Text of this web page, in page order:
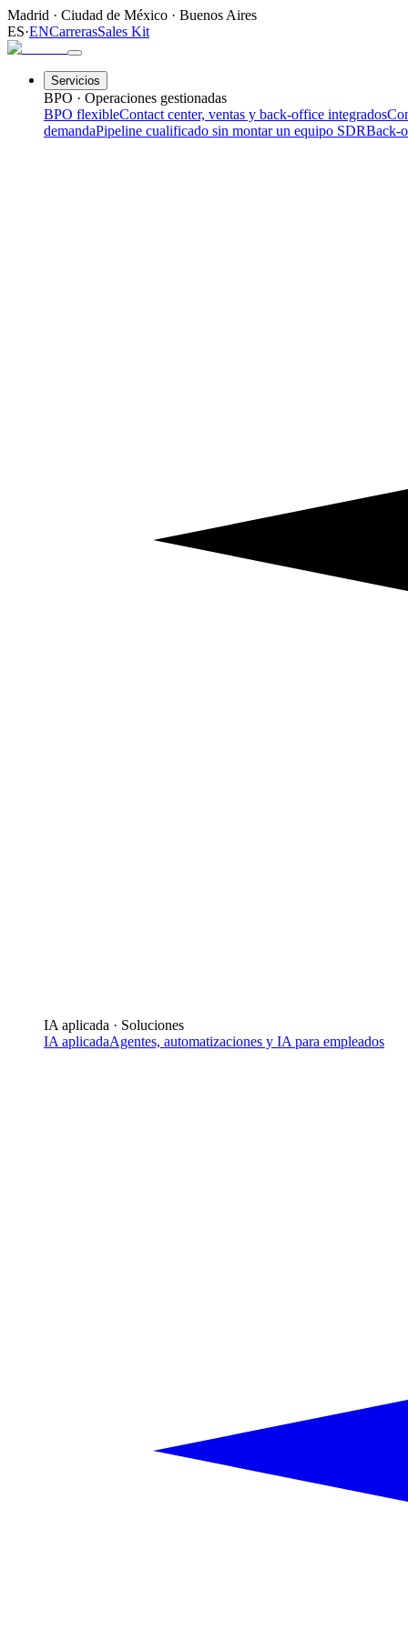
Madrid · Ciudad de México · Buenos Aires
ES·ENCarrerasSales Kit
Servicios
BPO · Operaciones gestionadas
BPO flexibleContact center, ventas y back-office integrados
demandaPipeline cualificado sin montar un equipo SDRBack-
IA aplicada · Soluciones
IA aplicadaAgentes, automatizaciones y IA para empleados